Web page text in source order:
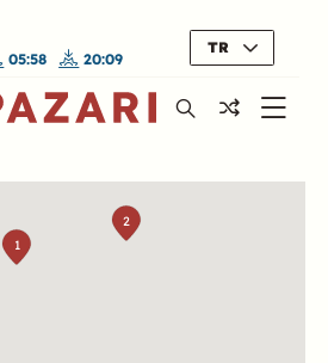
05:58 20:09
TR
1
2